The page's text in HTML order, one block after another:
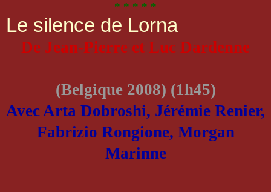
* * * * *
Le silence de Lorna
De Jean-Pierre et Luc Dardenne
(Belgique 2008) (1h45)
Avec Arta Dobroshi, Jérémie Renier,
Fabrizio Rongione, Morgan
Marinne